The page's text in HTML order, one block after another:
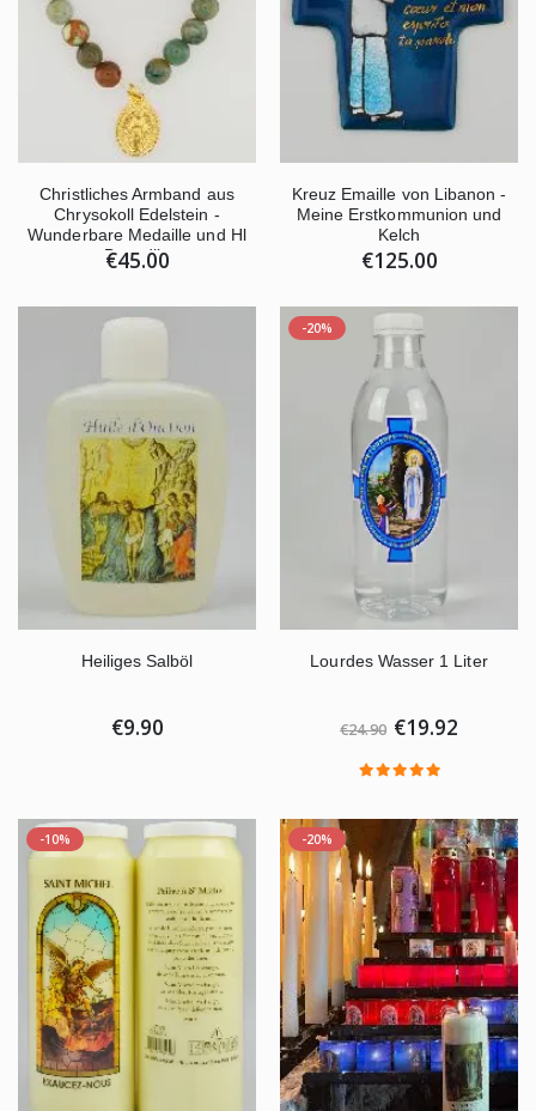
Christliches Armband aus
Chrysokoll Edelstein -
Wunderbare Medaille und Hl
Benedikt
€45.00
Kreuz Emaille von Libanon -
Meine Erstkommunion und
Kelch
€125.00
Heiliges Salböl
€9.90
-20%
Lourdes Wasser 1 Liter
€24.90 €19.92
-10% -20%